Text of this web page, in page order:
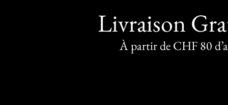
Livraison
À partir de CHF 80